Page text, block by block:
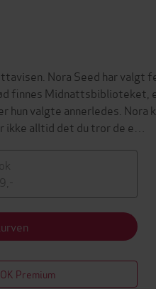
Nora Seed har
finnes Midnattsbiblioteket,
hun valgte annerledes. Nora
alltid det du tror de e…
Premium